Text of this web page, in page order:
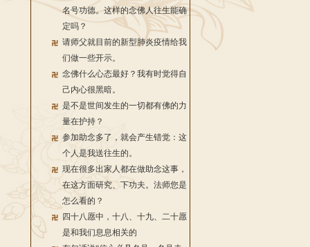
名号功德。这样的念佛人往生能确
定吗？
请师父就目前的新型肺炎疫情给我
们做一些开示。
念佛什么心态最好？我有时觉得自
己内心很黑暗。
是不是世间发生的一切都有佛的力
量在护持？
参加助念多了，就会产生错觉：这
个人是我送往生的。
现在很多出家人都在做助念这事，
在这方面研究、下功夫。法师您是
怎么看的？
四十八愿中，十八、十九、二十愿
是和我们息息相关的